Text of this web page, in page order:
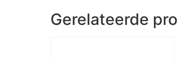
Gerelateerde